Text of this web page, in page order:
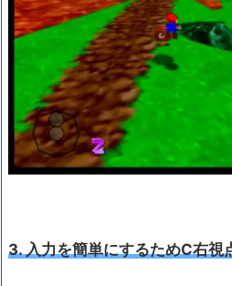
3. 入力を簡単にするためC右視